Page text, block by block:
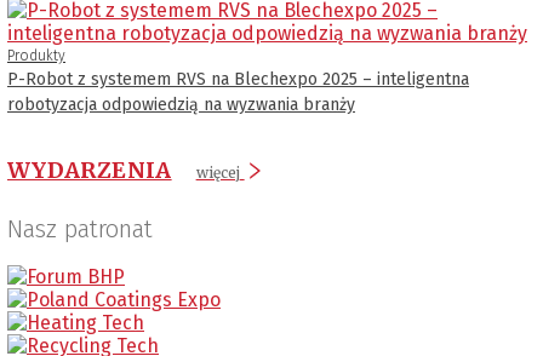
Produkty
P-Robot z systemem RVS na Blechexpo 2025 – inteligentna
robotyzacja odpowiedzią na wyzwania branży
WYDARZENIA więcej
Nasz patronat